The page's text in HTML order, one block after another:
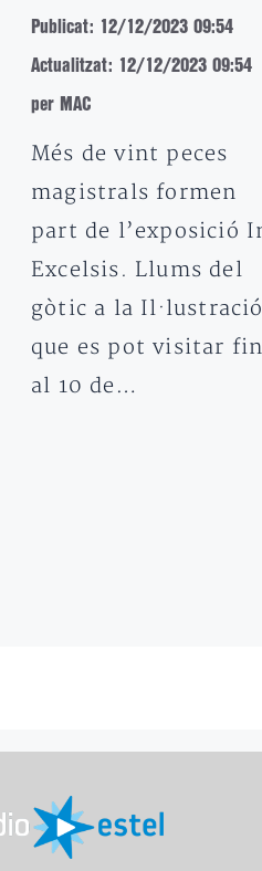
Publicat: 12/12/2023 09:54
Actualitzat: 12/12/2023 09:54
per MAC
Més de vint peces
magistrals formen
part de l’exposició
Excelsis. Llums del
gòtic a la
que es pot visitar
al 10 de…